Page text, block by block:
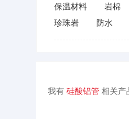
保温材料
岩棉
珍珠岩
防水
我有 硅酸铝管 相关产